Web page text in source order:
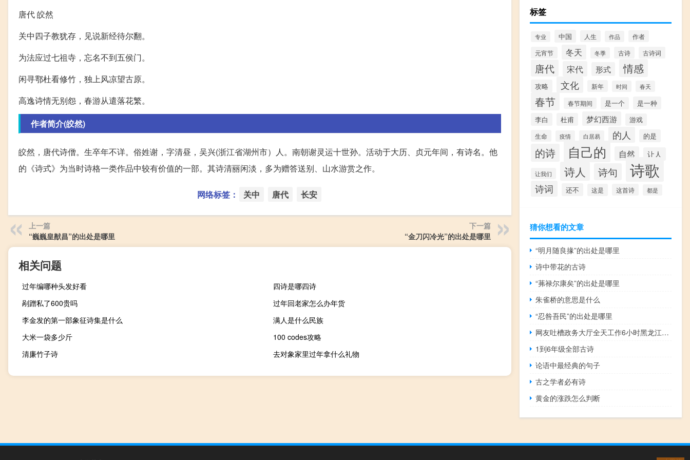
唐代 皎然
关中四子教犹存，见说新经待尔翻。
为法应过七祖寺，忘名不到五侯门。
闲寻鄠杜看修竹，独上风凉望古原。
高逸诗情无别怨，春游从遣落花繁。
作者简介(皎然)
皎然，唐代诗僧。生卒年不详。俗姓谢，字清昼，吴兴(浙江省湖州市）人。南朝谢灵运十世孙。活动于大历、贞元年间，有诗名。他
的《诗式》为当时诗格一类作品中较有价值的一部。其诗清丽闲淡，多为赠答送别、山水游赏之作。
网络标签： 关中 唐代 长安
上一篇
“巍巍皇猷昌”的出处是哪里
下一篇
“金刀闪冷光”的出处是哪里
相关问题
过年编哪种头发好看
四诗是哪四诗
剐蹭私了600贵吗
过年回老家怎么办年货
李金发的第一部象征诗集是什么
满人是什么民族
大米一袋多少斤
100 codes攻略
清廉竹子诗
去对象家里过年拿什么礼物
标签
专业 中国 人生 作品
作者
元宵节
冬天 冬季 古诗 古诗词
唐代 宋代 形式 情感
攻略 文化 新年 时间 春天
春节 春节期间 是一个
是一种
李白
杜甫 梦幻西游 游戏
生命 疫情 白居易 的人 的是
的诗 自己的 自然 让人
让我们 诗人 诗句 诗歌
诗词 还不 这是 这首诗 都是
猜你想看的文章
“明月随良掾”的出处是哪里
诗中带花的古诗
“茀禄尔康矣”的出处是哪里
朱雀桥的意思是什么
“忍咎吾民”的出处是哪里
网友吐槽政务大厅全天工作6小时黑龙江五常通报整改措施 到底什么情况呢
1到6年级全部古诗
论语中最经典的句子
古之学者必有诗
黄金的涨跌怎么判断